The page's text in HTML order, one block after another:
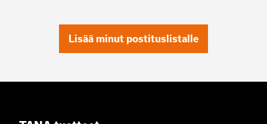
Lisää minut postituslistalle